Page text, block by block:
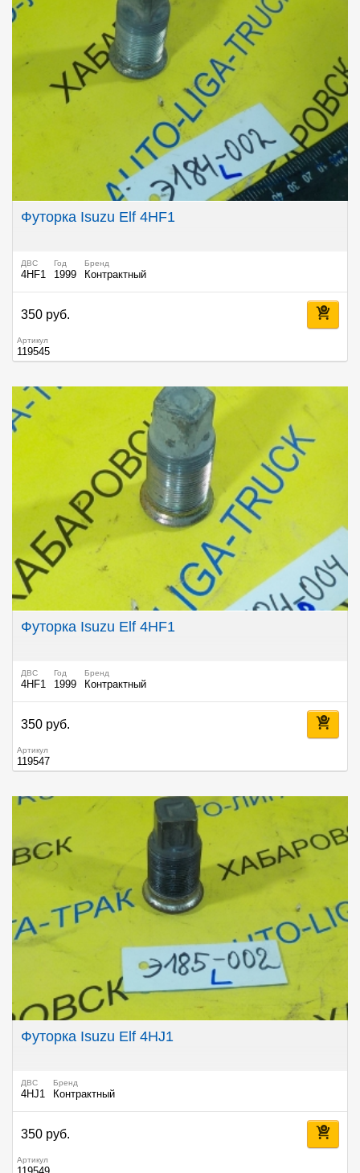
Футорка Isuzu Elf 4HF1
ДВС
4HF1
Год
1999
Бренд
Контрактный
350 руб.
Артикул
119545
Футорка Isuzu Elf 4HF1
ДВС
4HF1
Год
1999
Бренд
Контрактный
350 руб.
Артикул
119547
Футорка Isuzu Elf 4HJ1
ДВС
4HJ1
Бренд
Контрактный
350 руб.
Артикул